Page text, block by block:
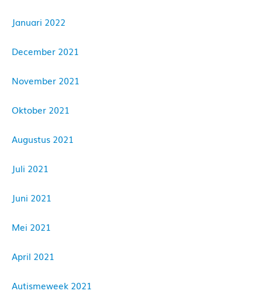
Januari 2022
December 2021
November 2021
Oktober 2021
Augustus 2021
Juli 2021
Juni 2021
Mei 2021
April 2021
Autismeweek 2021